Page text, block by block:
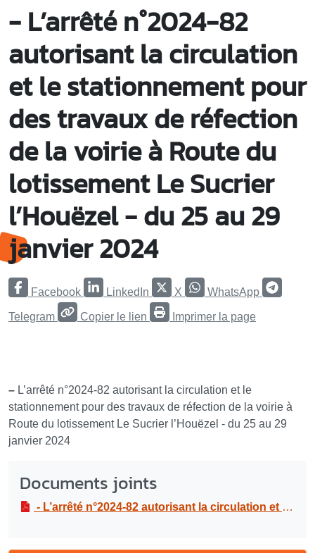
- L’arrêté n°2024-82
autorisant la circulation
et le stationnement pour
des travaux de réfection
de la voirie à Route du
lotissement Le Sucrier
l’Houëzel - du 25 au 29
janvier 2024
Facebook LinkedIn X WhatsApp
Telegram Copier le lien Imprimer la page
– L’arrêté n°2024-82 autorisant la circulation et le
stationnement pour des travaux de réfection de la voirie à
Route du lotissement Le Sucrier l’Houëzel - du 25 au 29
janvier 2024
Documents joints
- L’arrêté n°2024-82 autorisant la circulation et le stationnement pour des travaux de réfection de la voirie à Route du lotissement Le Sucrier l’Houëzel - du 25 au 29 janvier 2024